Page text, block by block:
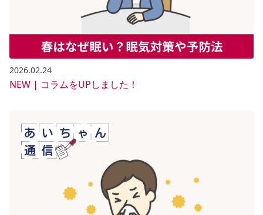
2026.02.24
NEW | コラムをUPしました！